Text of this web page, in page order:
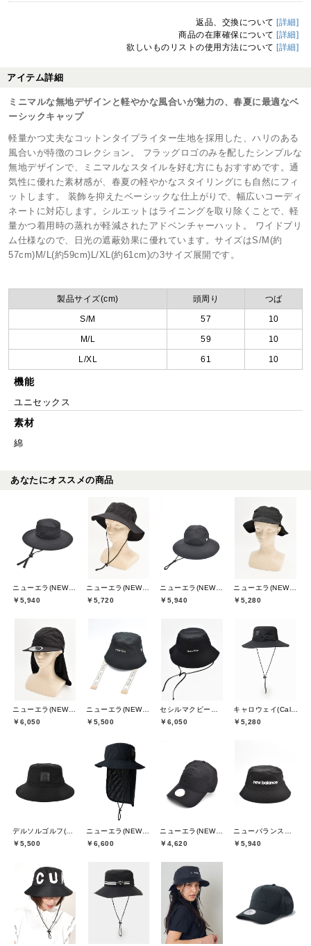
返品、交換について [詳細]
商品の在庫確保について [詳細]
欲しいものリストの使用方法について [詳細]
アイテム詳細
ミニマルな無地デザインと軽やかな風合いが魅力の、春夏に最適なベ
ーシックキャップ
軽量かつ丈夫なコットンタイプライター生地を採用した、ハリのある
風合いが特徴のコレクション。 フラッグロゴのみを配したシンプルな
無地デザインで、ミニマルなスタイルを好む方にもおすすめです。通
気性に優れた素材感が、春夏の軽やかなスタイリングにも自然にフィ
ットします。 装飾を抑えたベーシックな仕上がりで、幅広いコーディ
ネートに対応します。シルエットはライニングを取り除くことで、軽
量かつ着用時の蒸れが軽減されたアドベンチャーハット。 ワイドブリ
ム仕様なので、日光の遮蔽効果に優れています。サイズはS/M(約
57cm)M/L(約59cm)L/XL(約61cm)の3サイズ展開です。
製品サイズ(cm) 頭周り つば
S/M 57 10
M/L 59 10
L/XL 61 10
機能
ユニセックス
素材
綿
あなたにオススメの商品
ニューエラ(NEW ERA)
￥5,940
ニューエラ(NEW ERA)
￥5,720
ニューエラ(NEW ERA)
￥5,940
ニューエラ(NEW ERA)
￥5,280
ニューエラ(NEW ERA)
￥6,050
ニューエラ(NEW ERA)
￥5,500
￥6,050
￥5,280
￥5,500
ニューエラ(NEW ERA)
￥6,600
ニューエラ(NEW ERA)
￥4,620
￥5,940